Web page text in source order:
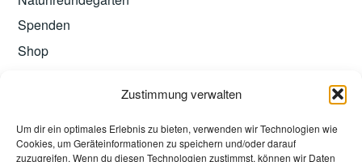
Zustimmung verwalten
Um dir ein optimales Erlebnis zu bieten, verwenden wir Technologien wie
Cookies, um Geräteinformationen zu speichern und/oder darauf
zuzugreifen. Wenn du diesen Technologien zustimmst, können wir Daten
Spenden
Shop